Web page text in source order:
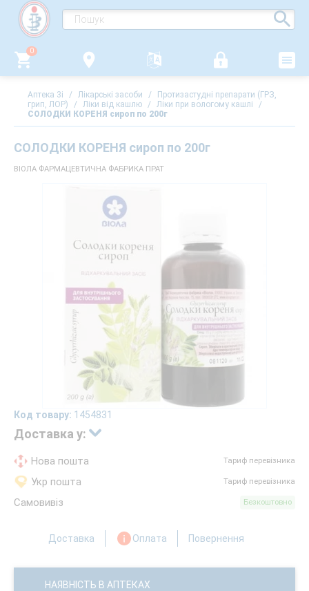
0
Аптека 3i / Лікарські засоби /
Протизастудні препарати (ГРЗ,
грип, ЛОР)
/ Ліки від кашлю / Ліки при вологому кашлі
/
СОЛОДКИ КОРЕНЯ сироп по 200г
СОЛОДКИ КОРЕНЯ сироп по 200г
ВІОЛА ФАРМАЦЕВТИЧНА ФАБРИКА ПРАТ
Код товару: 1454831
Доставка у:
Нова пошта Тариф перевізника
Укр пошта Тариф перевізника
Самовивіз Безкоштовно
Доставка Оплата Повернення
НАЯВНІСТЬ В АПТЕКАХ